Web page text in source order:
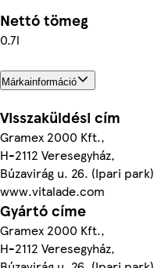
Nettó tömeg
0.7l
Márkainformáció
Visszaküldési cím
Gramex 2000 Kft.,
H-2112 Veresegyház,
Búzavirág u. 26. (Ipari park)
www.vitalade.com
Gyártó címe
Gramex 2000 Kft.,
H-2112 Veresegyház,